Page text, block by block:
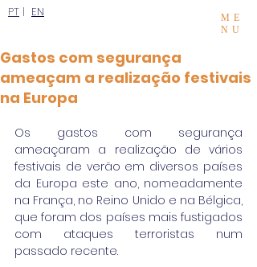
PT | EN
ME
NU
Gastos com segurança
ameaçam a realização festivais
na Europa
Os gastos com segurança
ameaçaram a realização de vários
festivais de verão em diversos países
da Europa este ano, nomeadamente
na França, no Reino Unido e na Bélgica,
que foram dos países mais fustigados
com ataques terroristas num
passado recente.